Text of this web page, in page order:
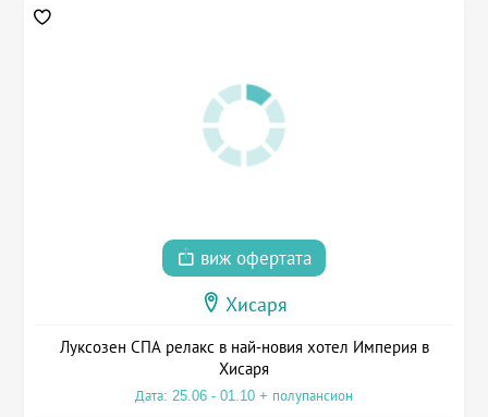
виж офертата
Хисаря
Луксозен СПА релакс в най-новия хотел Империя в
Хисаря
Дата: 25.06 - 01.10 + полупансион